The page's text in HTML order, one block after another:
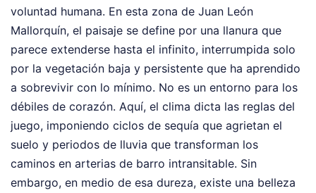
voluntad humana. En esta zona de Juan León
Mallorquín, el paisaje se define por una llanura que
parece extenderse hasta el infinito, interrumpida solo
por la vegetación baja y persistente que ha aprendido
a sobrevivir con lo mínimo. No es un entorno para los
débiles de corazón. Aquí, el clima dicta las reglas del
juego, imponiendo ciclos de sequía que agrietan el
suelo y periodos de lluvia que transforman los
caminos en arterias de barro intransitable. Sin
embargo, en medio de esa dureza, existe una belleza